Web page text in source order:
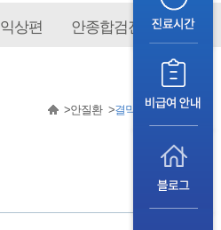
익상편 안종합검진
안질환 결막염, 눈다래끼